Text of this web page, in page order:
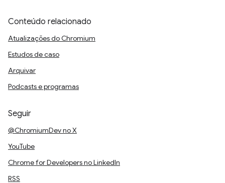
Conteúdo relacionado
Atualizações do Chromium
Estudos de caso
Arquivar
Podcasts e programas
Seguir
@ChromiumDev no X
YouTube
Chrome for Developers no LinkedIn
RSS